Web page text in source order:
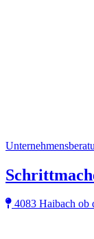
4083 Haibach ob